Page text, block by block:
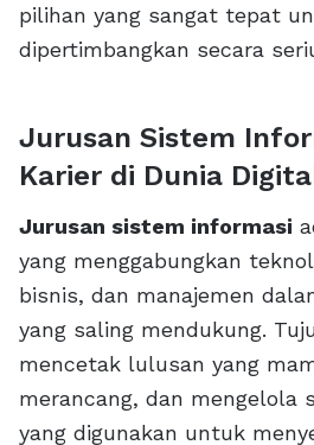
pilihan yang sangat tepat
dipertimbangkan secara
Jurusan Sistem
Karier di Dunia
Jurusan sistem informasi
yang menggabungkan
bisnis, dan manajemen
yang saling mendukung.
mencetak lulusan yang
merancang, dan mengelola
yang digunakan untuk